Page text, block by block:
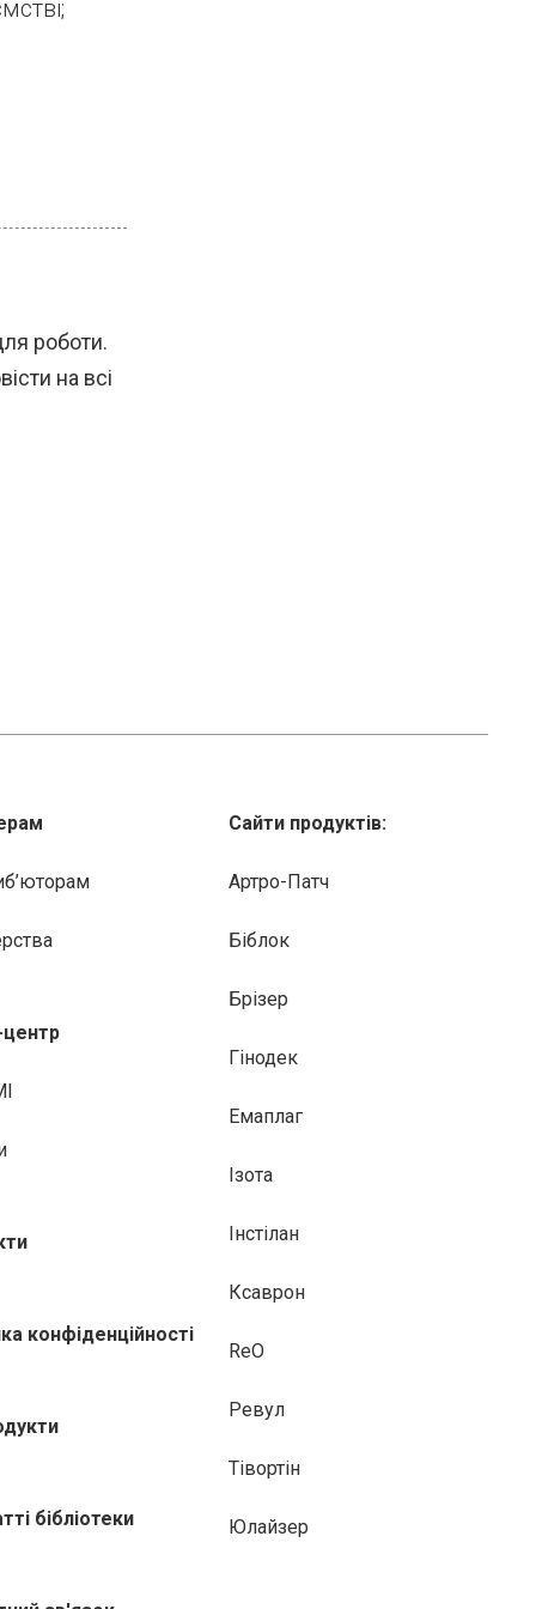
роботи.
на всі
конфіденційності
бібліотеки
Сайти продуктів:
Артро-Патч
Біблок
Брізер
Гінодек
Емаплаг
Ізота
Інстілан
Ксаврон
ReO
Ревул
Тівортін
Юлайзер